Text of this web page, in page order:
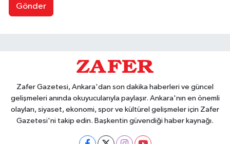
Gönder
Zafer Gazetesi, Ankara'dan son dakika haberleri ve güncel
gelişmeleri anında okuyucularıyla paylaşır. Ankara'nın en önemli
olayları, siyaset, ekonomi, spor ve kültürel gelişmeler için Zafer
Gazetesi'ni takip edin. Başkentin güvendiği haber kaynağı.